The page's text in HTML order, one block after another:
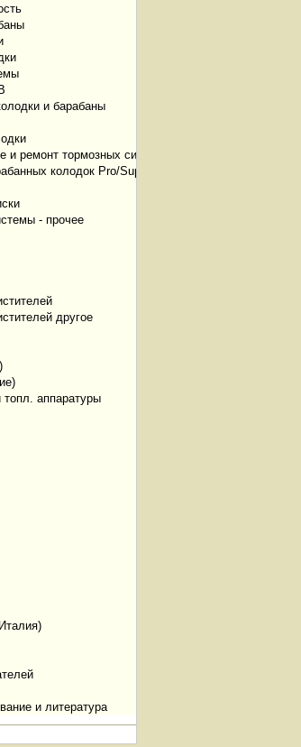
и барабаны
и ремонт тормозных систем
колодок Pro/SuperPro
- прочее
другое
аппаратуры
(Италия)
и литература